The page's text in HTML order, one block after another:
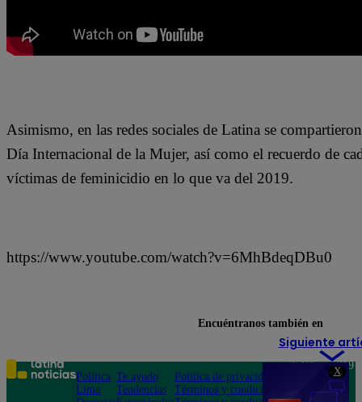
X
Asimismo, en las redes sociales de Latina se
Día Internacional de la Mujer, así como el recuerdo de
víctimas de feminicidio en lo que va del 2019.
https://www.youtube.com/watch?v=6MhBdeqDBu0
Siguiente
Encuéntranos también en
Política
Lima
Te ayudo
Tendencias
Política de privacidad
Términos y condiciones
Teléfono: 219
Av. San